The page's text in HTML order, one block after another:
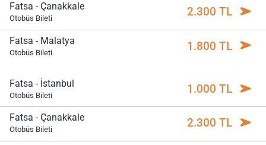
Fatsa - Çanakkale
Otobüs Bileti 2.300 TL
Fatsa - Malatya
Otobüs Bileti 1.800 TL
Fatsa - İstanbul
Otobüs Bileti 1.000 TL
Fatsa - Çanakkale
Otobüs Bileti 2.300 TL